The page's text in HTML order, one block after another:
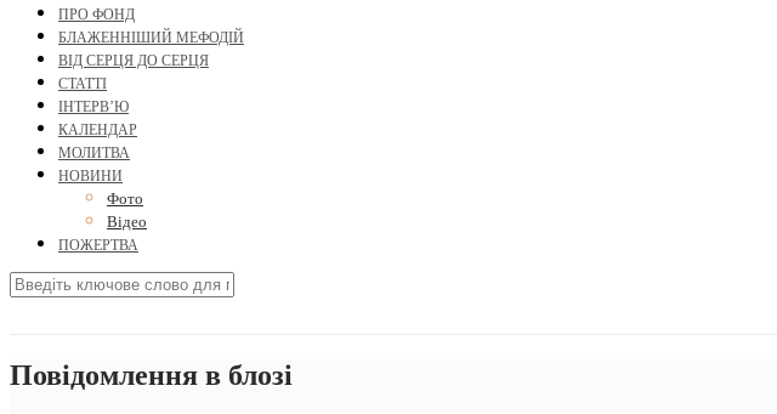
ПРО ФОНД
БЛАЖЕННІШИЙ МЕФОДІЙ
ВІД СЕРЦЯ ДО СЕРЦЯ
СТАТТІ
ІНТЕРВ’Ю
КАЛЕНДАР
МОЛИТВА
НОВИНИ
Фото
Відео
ПОЖЕРТВА
Повідомлення в блозі